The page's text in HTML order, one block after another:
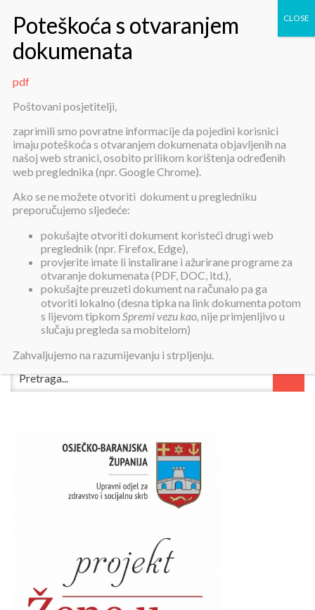
pdf
Objavljeno:23. prosinca 2024.
pdf
Poštovani posjetitelji,
zaprimili smo povratne informacije da pojedini korisnici
imaju poteškoća s otvaranjem dokumenata objavljenih na
našoj web stranici, osobito prilikom korištenja određenih
web preglednika (npr. Google Chrome).
Ako se ne možete otvoriti dokument u pregledniku
preporučujemo sljedeće:
pokušajte otvoriti dokument koristeći drugi web
preglednik (npr. Firefox, Edge),
provjerite imate li instalirane i ažurirane programe za
otvaranje dokumenata (PDF, DOC, itd.),
pokušajte preuzeti dokument na računalo pa ga
otvoriti lokalno (desna tipka na link dokumenta potom
s lijevom tipkom Spremi vezu kao, nije primjenljivo u
slučaju pregleda sa mobitelom)
Zahvaljujemo na razumijevanju i strpljenju.